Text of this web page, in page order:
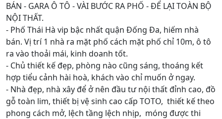
BÁN - GARA Ô TÔ - VÀI BƯỚC RA PHỐ - ĐỂ LẠI TOÀN BỘ
NỘI THẤT.
- Phố Thái Hà vip bậc nhất quận Đống Đa, hiếm nhà
bán. Vị trí 1 nhà ra mặt phố cách mặt phố chỉ 10m, ô tô
ra vào thoải mái, kinh doanh tốt.
- Chủ thiết kế đẹp, phòng nào cũng sáng, thoáng kết
hợp tiểu cảnh hài hoà, khách vào chỉ muốn ở ngay.
- Nhà đẹp, nhà xây để ở nên đầu tư nội thất đỉnh cao, đồ
gỗ toàn lim, thiết bị vệ sinh cao cấp TOTO, thiết kế theo
phong cách mở, lệch tầng lệch nhịp, móng được thi